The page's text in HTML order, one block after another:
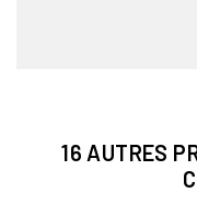
16 AUTRES